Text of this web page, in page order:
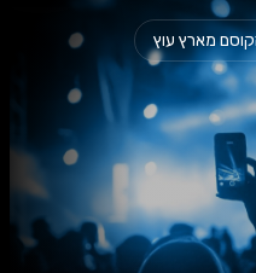
מארץ עוץ